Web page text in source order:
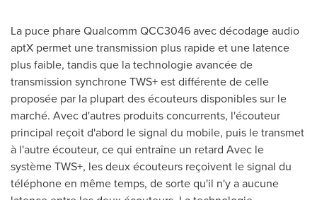
La puce phare Qualcomm QCC3046 avec décodage audio
aptX permet une transmission plus rapide et une latence
plus faible, tandis que la technologie avancée de
transmission synchrone TWS+ est différente de celle
proposée par la plupart des écouteurs disponibles sur le
marché. Avec d'autres produits concurrents, l'écouteur
principal reçoit d'abord le signal du mobile, puis le transmet
à l'autre écouteur, ce qui entraîne un retard Avec le
système TWS+, les deux écouteurs reçoivent le signal du
téléphone en même temps, de sorte qu'il n'y a aucune